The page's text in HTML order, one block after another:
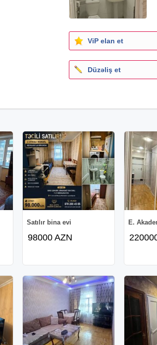
ViP elan et
Düzəliş et
Satılır bina evi
98000 AZN
E.